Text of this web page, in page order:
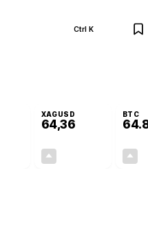
Ctrl K
XAGUSD
64,36
BTC